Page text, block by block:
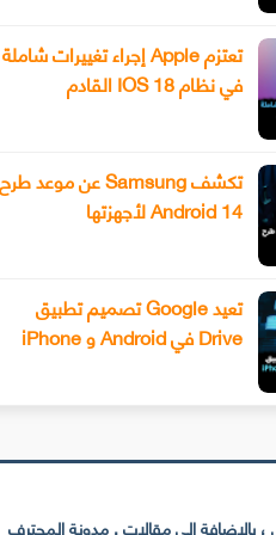
تعتزم Apple إجراء تغييرات شاملة
في نظام IOS 18 القادم
تكشف Samsung عن موعد طرح
Android 14 لأجهزتها
تعيد Google تصميم تطبيق
Drive في Android و iPhone
بالإضافة إلى مقالات . مدونة المحترف